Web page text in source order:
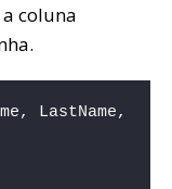
coluna
LastName,